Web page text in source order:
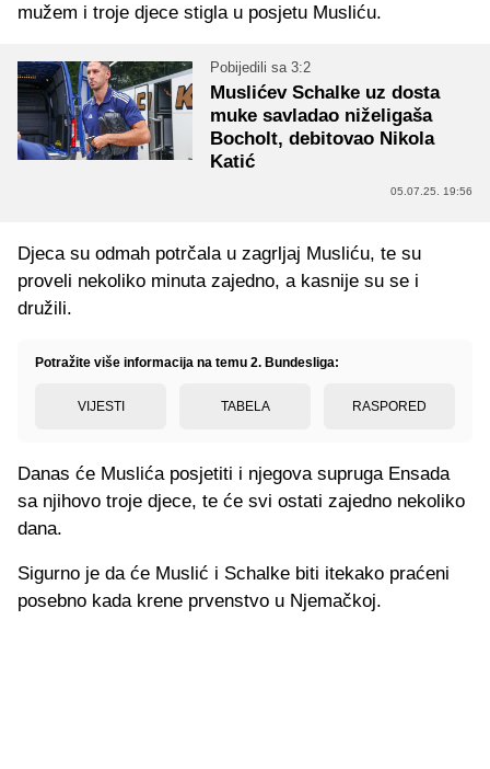
mužem i troje djece stigla u posjetu Musliću.
Pobijedili sa 3:2
Muslićev Schalke uz dosta
muke savladao niželigaša
Bocholt, debitovao Nikola
Katić
05.07.25. 19:56
Djeca su odmah potrčala u zagrljaj Musliću, te su
proveli nekoliko minuta zajedno, a kasnije su se i
družili.
Potražite više informacija na temu 2. Bundesliga:
VIJESTI TABELA RASPORED
Danas će Muslića posjetiti i njegova supruga Ensada
sa njihovo troje djece, te će svi ostati zajedno nekoliko
dana.
Sigurno je da će Muslić i Schalke biti itekako praćeni
posebno kada krene prvenstvo u Njemačkoj.